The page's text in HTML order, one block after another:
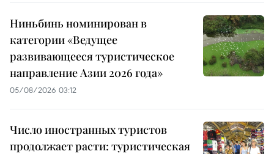
Ниньбинь номинирован в
категории «Ведущее
развивающееся туристическое
направление Азии 2026 года»
05/08/2026 03:12
Число иностранных туристов
продолжает расти: туристическая